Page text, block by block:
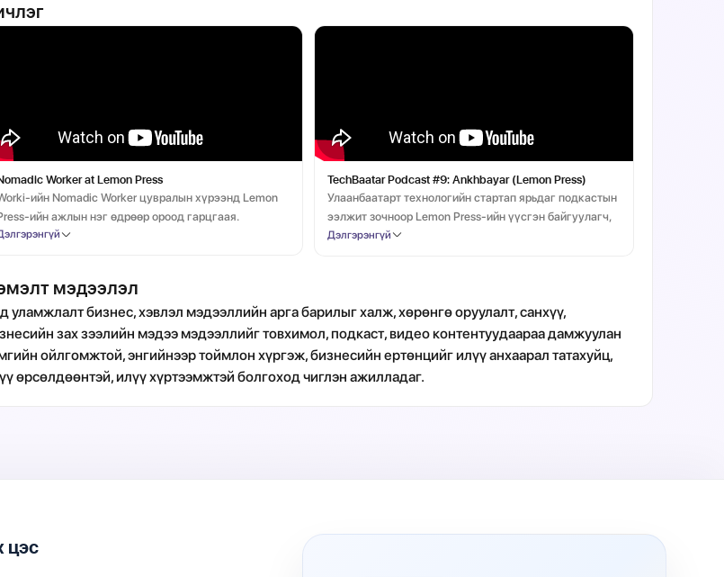
Worker at Lemon Press
ийн Nomadic Worker цувралын хүрээнд Lemon
ийн ажлын нэг өдрөөр ороод гарцгаая.
TechBaatar Podcast #9: Ankhbayar (Lemon Press)
Улаанбаатарт технологийн стартап ярьдаг подкастын
ээлжит зочноор Lemon Press-ийн үүсгэн байгуулагч,
CEO Анхбаяр оролцлоо.
Дэлгэрэнгүй
мэдээлэл
уламжлалт бизнес, хэвлэл мэдээллийн арга барилыг халж, хөрөнгө оруулалт, санхүү,
зах зээлийн мэдээ мэдээллийг товхимол, подкаст, видео контентуудаараа дамжуулан
ойлгомжтой, энгийнээр тоймлон хүргэж, бизнесийн ертөнцийг илүү анхаарал татахуйц,
өрсөлдөөнтэй, илүү хүртээмжтэй болгоход чиглэн ажилладаг.
цэс